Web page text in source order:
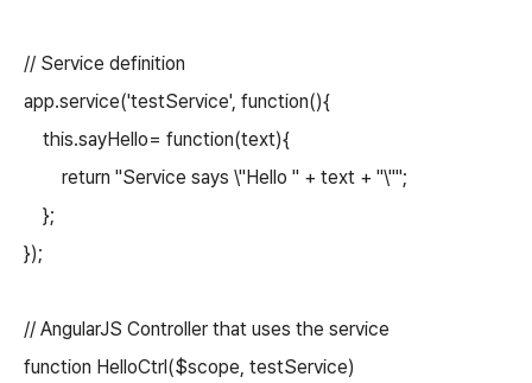
// Service definition
app.service('testService', function(){
this.sayHello= function(text){
return "Service says \"Hello " + text + "\"";
};
});
// AngularJS Controller that uses the service
function HelloCtrl($scope, testService)